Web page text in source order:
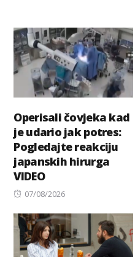
Operisali čovjeka kad
je udario jak potres:
Pogledajte reakciju
japanskih hirurga
VIDEO
Posted
07/08/2026